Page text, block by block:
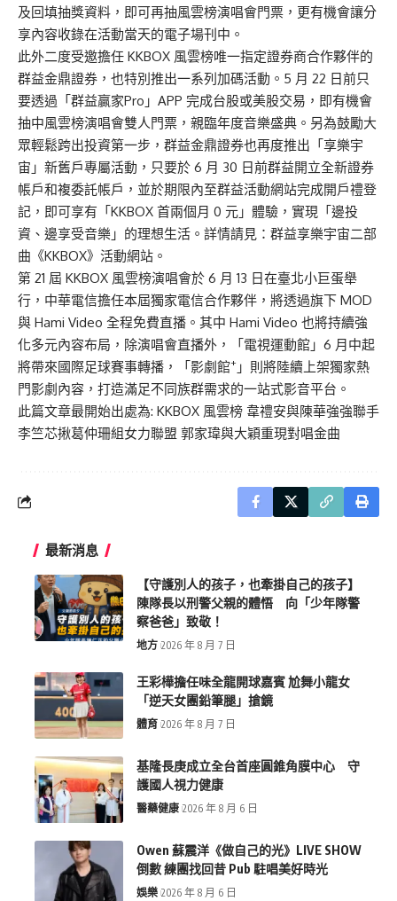
及回填抽獎資料，即可再抽風雲榜演唱會門票，更有機會讓分
享內容收錄在活動當天的電子場刊中。
此外二度受邀擔任 KKBOX 風雲榜唯一指定證券商合作夥伴的
群益金鼎證券，也特別推出一系列加碼活動。5 月 22 日前只
要透過「群益贏家Pro」APP 完成台股或美股交易，即有機會
抽中風雲榜演唱會雙人門票，親臨年度音樂盛典。另為鼓勵大
眾輕鬆跨出投資第一步，群益金鼎證券也再度推出「享樂宇
宙」新舊戶專屬活動，只要於 6 月 30 日前群益開立全新證券
帳戶和複委託帳戶，並於期限內至群益活動網站完成開戶禮登
記，即可享有「KKBOX 首兩個月 0 元」體驗，實現「邊投
資、邊享受音樂」的理想生活。詳情請見：群益享樂宇宙二部
曲《KKBOX》活動網站。
第 21 屆 KKBOX 風雲榜演唱會於 6 月 13 日在臺北小巨蛋舉
行，中華電信擔任本屆獨家電信合作夥伴，將透過旗下 MOD
與 Hami Video 全程免費直播。其中 Hami Video 也將持續強
化多元內容布局，除演唱會直播外，「電視運動館」6 月中起
將帶來國際足球賽事轉播，「影劇館+ 」則將陸續上架獨家熱
門影劇內容，打造滿足不同族群需求的一站式影音平台。
此篇文章最開始出處為: KKBOX 風雲榜 韋禮安與陳華強強聯手
李竺芯揪葛仲珊組女力聯盟 郭家瑋與大穎重現對唱金曲
最新消息
【守護別人的孩子，也牽掛自己的孩子】
陳隊長以刑警父親的體悟 向「少年隊警
察爸爸」致敬！
地方 2026 年 8 月 7 日
王彩樺擔任味全龍開球嘉賓 尬舞小龍女
「逆天女團鉛筆腿」搶鏡
體育 2026 年 8 月 7 日
基隆長庚成立全台首座圓錐角膜中心 守
護國人視力健康
醫藥健康 2026 年 8 月 6 日
Owen 蘇震洋《做自己的光》LIVE SHOW
倒數 練團找回昔 Pub 駐唱美好時光
娛樂 2026 年 8 月 6 日